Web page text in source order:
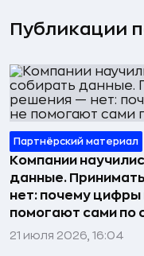
Публикации
Партнёрский материал
Компании
данные.
нет: почему цифры
помогают сами по
21 июля 2026, 16:04